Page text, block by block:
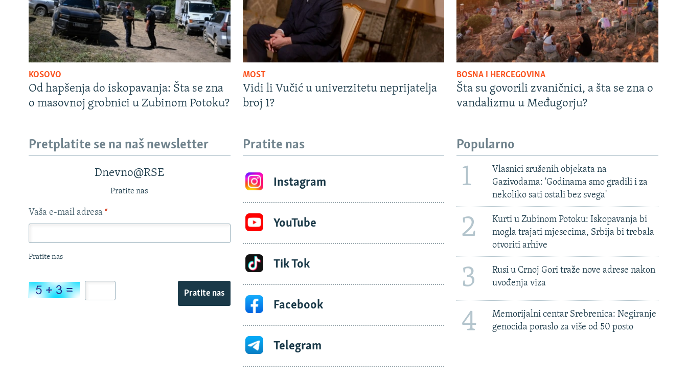
KOSOVO
Od hapšenja do iskopavanja: Šta se zna
o masovnoj grobnici u Zubinom Potoku?
MOST
Vidi li Vučić u univerzitetu neprijatelja
broj 1?
BOSNA I HERCEGOVINA
Šta su govorili zvaničnici, a šta se zna o
vandalizmu u Međugorju?
Pretplatite se na naš newsletter
Dnevno@RSE
Pratite nas
Vaša e-mail adresa *
Pratite nas
Pratite nas
Pratite nas
Instagram
YouTube
Tik Tok
Facebook
Telegram
Popularno
1
Vlasnici srušenih objekata na
Gazivodama: 'Godinama smo gradili i za
nekoliko sati ostali bez svega'
2
Kurti u Zubinom Potoku: Iskopavanja bi
mogla trajati mjesecima, Srbija bi trebala
otvoriti arhive
3
Rusi u Crnoj Gori traže nove adrese nakon
uvođenja viza
4
Memorijalni centar Srebrenica: Negiranje
genocida poraslo za više od 50 posto